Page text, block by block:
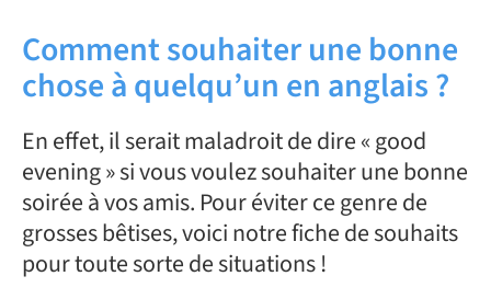
Comment souhaiter une bonne
chose à quelqu’un en anglais ?
En effet, il serait maladroit de dire « good
evening » si vous voulez souhaiter une bonne
soirée à vos amis. Pour éviter ce genre de
grosses bêtises, voici notre fiche de souhaits
pour toute sorte de situations !